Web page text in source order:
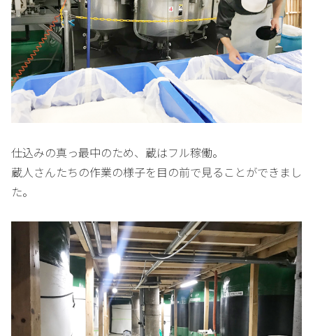
仕込みの真っ最中のため、蔵はフル稼働。
蔵人さんたちの作業の様子を目の前で見ることができまし
た。